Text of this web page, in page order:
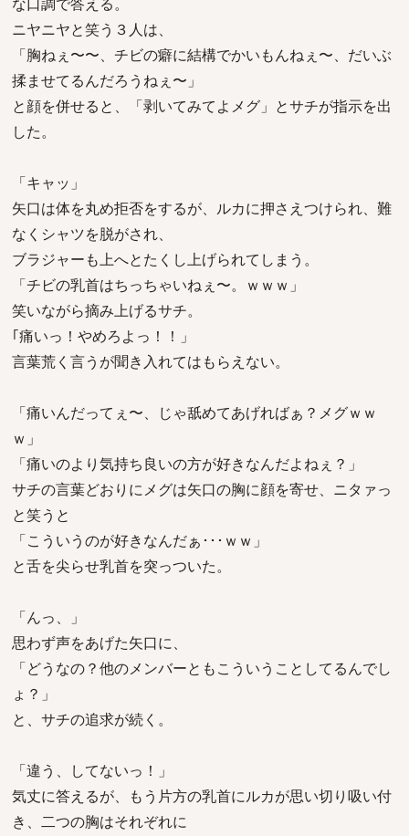
ニヤニヤと笑う３人は、
「胸ねぇ〜〜、チビの癖に結構でかいもんねぇ〜、だいぶ
揉ませてるんだろうねぇ〜」
と顔を併せると、「剥いてみてよメグ」とサチが指示を出
した。
「キャッ」
矢口は体を丸め拒否をするが、ルカに押さえつけられ、難
なくシャツを脱がされ、
ブラジャーも上へとたくし上げられてしまう。
「チビの乳首はちっちゃいねぇ〜。ｗｗｗ」
笑いながら摘み上げるサチ。
｢痛いっ！やめろよっ！！」
言葉荒く言うが聞き入れてはもらえない。
「痛いんだってぇ〜、じゃ舐めてあげればぁ？メグｗｗ
ｗ」
「痛いのより気持ち良いの方が好きなんだよねぇ？」
サチの言葉どおりにメグは矢口の胸に顔を寄せ、ニタァっ
と笑うと
「こういうのが好きなんだぁ･･･ｗｗ」
と舌を尖らせ乳首を突っついた。
「んっ、」
思わず声をあげた矢口に、
「どうなの？他のメンバーともこういうことしてるんでし
ょ？」
と、サチの追求が続く。
「違う、してないっ！」
気丈に答えるが、もう片方の乳首にルカが思い切り吸い付
き、二つの胸はそれぞれに